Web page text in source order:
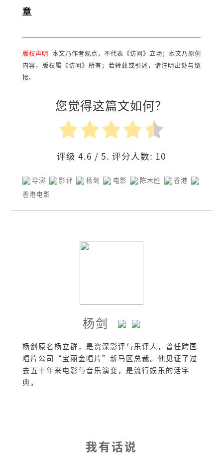
章
版权声明 本文乃作者观点，不代表《访问》立场；本文乃原创
内容，版权属《访问》所有；若转载或引述，请注明出处与链
接。
您觉得这篇文如何？
评级 4.6 / 5. 评分人数: 10
导演 影评 杨剑 电影 陈木胜
香港
香港电影
杨剑
杨剑原名杨立群，是资深影评与乐评人，曾任跨国
唱片公司“宝丽金唱片”新马区总裁。他见证了过
去五十年来电影与音乐演变，是流行娱乐的活字
典。
我有话说